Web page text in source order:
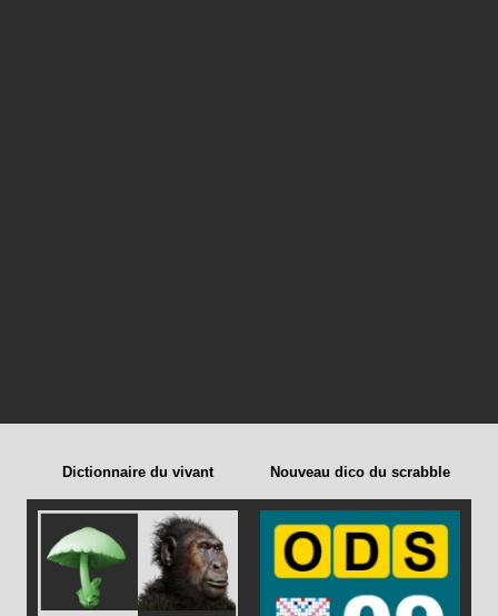
Dictionnaire du vivant Nouveau dico du scrabble